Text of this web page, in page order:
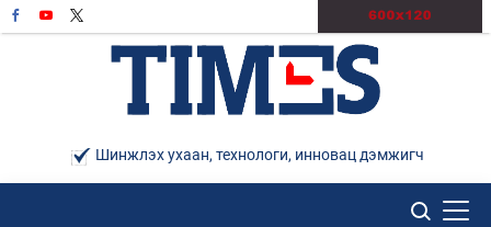
Шинжлэх ухаан, технологи, инновац дэмжигч